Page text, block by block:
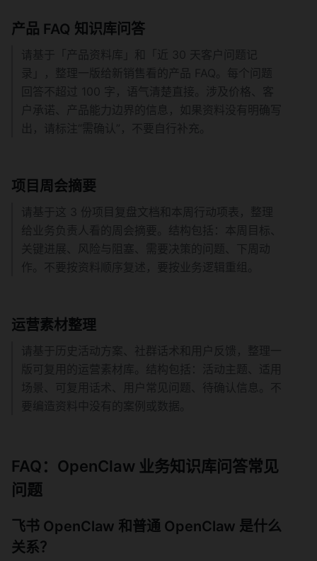
产品 FAQ 知识库问答
请基于「产品资料库」和「近 30 天客户问题记
录」，整理一版给新销售看的产品 FAQ。每个问题
回答不超过 100 字，语气清楚直接。涉及价格、客
户承诺、产品能力边界的信息，如果资料没有明确写
出，请标注“需确认”，不要自行补充。
项目周会摘要
请基于这 3 份项目复盘文档和本周行动项表，整理
给业务负责人看的周会摘要。结构包括：本周目标、
关键进展、风险与阻塞、需要决策的问题、下周动
作。不要按资料顺序复述，要按业务逻辑重组。
运营素材整理
请基于历史活动方案、社群话术和用户反馈，整理一
版可复用的运营素材库。结构包括：活动主题、适用
场景、可复用话术、用户常见问题、待确认信息。不
要编造资料中没有的案例或数据。
FAQ：OpenClaw 业务知识库问答常见
问题
飞书 OpenClaw 和普通 OpenClaw 是什么
关系？